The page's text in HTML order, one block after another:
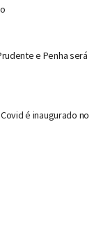
e Penha será
é inaugurado no